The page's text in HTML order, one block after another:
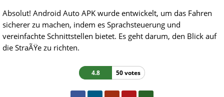
Absolut! Android Auto APK wurde entwickelt, um das Fahren
sicherer zu machen, indem es Sprachsteuerung und
vereinfachte Schnittstellen bietet. Es geht darum, den Blick auf
die StraÃŸe zu richten.
4.8 50 votes